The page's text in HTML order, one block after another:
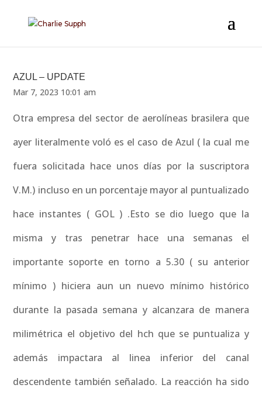
AZUL – UPDATE
Mar 7, 2023 10:01 am
Otra empresa del sector de aerolíneas brasilera que
ayer literalmente voló es el caso de Azul ( la cual me
fuera solicitada hace unos días por la suscriptora
V.M.) incluso en un porcentaje mayor al puntualizado
hace instantes ( GOL ) .Esto se dio luego que la
misma y tras penetrar hace una semanas el
importante soporte en torno a 5.30 ( su anterior
mínimo ) hiciera aun un nuevo mínimo histórico
durante la pasada semana y alcanzara de manera
milimétrica el objetivo del hch que se puntualiza y
además impactara al linea inferior del canal
descendente también señalado. La reacción ha sido